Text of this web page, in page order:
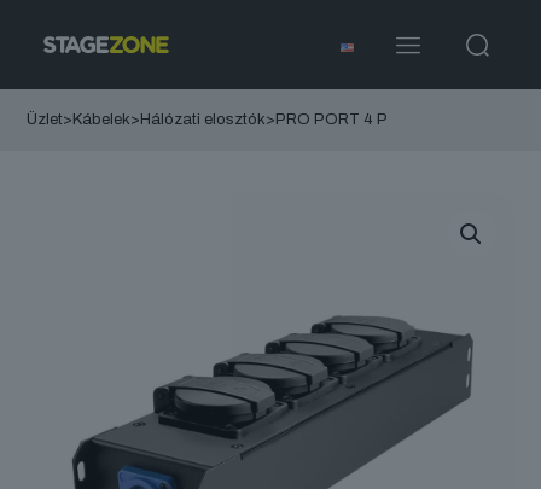
Üzlet> Kábelek> Hálózati elosztók> PRO PORT 4 P